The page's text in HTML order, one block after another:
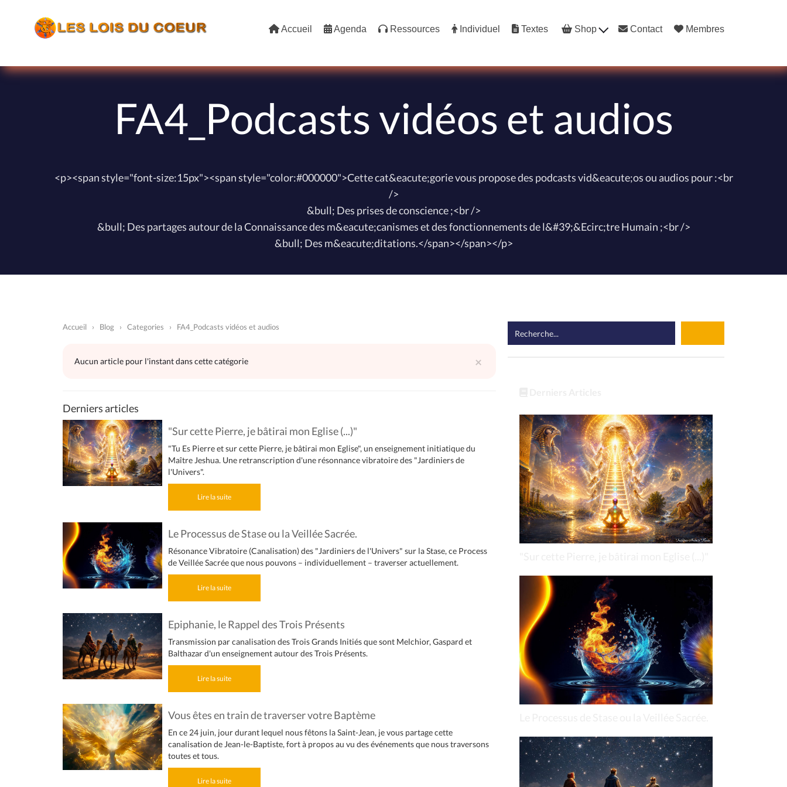
Accueil Agenda Ressources Individuel Textes Shop Contact Membres
FA4_Podcasts vidéos et audios
<p><span style="font-size:15px"><span style="color:#000000">Cette cat&eacute;gorie vous propose des podcasts vid&eacute;os ou audios pour :<br
/>
&bull; Des prises de conscience ;<br />
&bull; Des partages autour de la Connaissance des m&eacute;canismes et des fonctionnements de l&#39;&Ecirc;tre Humain ;<br />
&bull; Des m&eacute;ditations.</span></span></p>
Accueil › Blog › Categories › FA4_Podcasts vidéos et audios
×
Aucun article pour l'instant dans cette catégorie
Derniers articles
"Sur cette Pierre, je bâtirai mon Eglise (...)"
"Tu Es Pierre et sur cette Pierre, je bâtirai mon Eglise", un enseignement initiatique du
Maître Jeshua. Une retranscription d'une résonnance vibratoire des "Jardiniers de
l'Univers".
Lire la suite
Le Processus de Stase ou la Veillée Sacrée.
Résonance Vibratoire (Canalisation) des "Jardiniers de l'Univers" sur la Stase, ce Process
de Veillée Sacrée que nous pouvons – individuellement – traverser actuellement.
Lire la suite
Epiphanie, le Rappel des Trois Présents
Transmission par canalisation des Trois Grands Initiés que sont Melchior, Gaspard et
Balthazar d'un enseignement autour des Trois Présents.
Lire la suite
Vous êtes en train de traverser votre Baptème
En ce 24 juin, jour durant lequel nous fêtons la Saint-Jean, je vous partage cette
canalisation de Jean-le-Baptiste, fort à propos au vu des événements que nous traversons
toutes et tous.
Lire la suite